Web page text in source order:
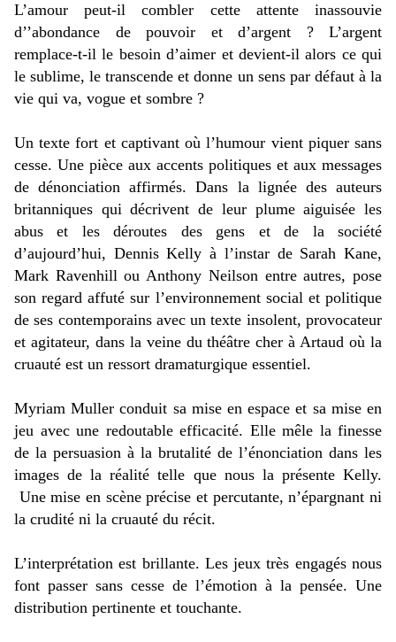
L’amour peut-il combler cette attente inassouvie
d’’abondance de pouvoir et d’argent ? L’argent
remplace-t-il le besoin d’aimer et devient-il alors ce qui
le sublime, le transcende et donne un sens par défaut à la
vie qui va, vogue et sombre ?
Un texte fort et captivant où l’humour vient piquer sans
cesse. Une pièce aux accents politiques et aux messages
de dénonciation affirmés. Dans la lignée des auteurs
britanniques qui décrivent de leur plume aiguisée les
abus et les déroutes des gens et de la société
d’aujourd’hui, Dennis Kelly à l’instar de Sarah Kane,
Mark Ravenhill ou Anthony Neilson entre autres, pose
son regard affuté sur l’environnement social et politique
de ses contemporains avec un texte insolent, provocateur
et agitateur, dans la veine du théâtre cher à Artaud où la
cruauté est un ressort dramaturgique essentiel.
Myriam Muller conduit sa mise en espace et sa mise en
jeu avec une redoutable efficacité. Elle mêle la finesse
de la persuasion à la brutalité de l’énonciation dans les
images de la réalité telle que nous la présente Kelly.
Une mise en scène précise et percutante, n’épargnant ni
la crudité ni la cruauté du récit.
L’interprétation est brillante. Les jeux très engagés nous
font passer sans cesse de l’émotion à la pensée. Une
distribution pertinente et touchante.